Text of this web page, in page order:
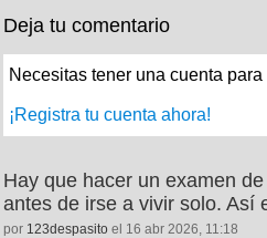
Deja tu comentario
Necesitas tener una cuenta
¡Registra tu cuenta ahora!
Hay que hacer un examen
antes de irse a vivir solo. Así
por 123despasito el 16 abr 2026, 11:18